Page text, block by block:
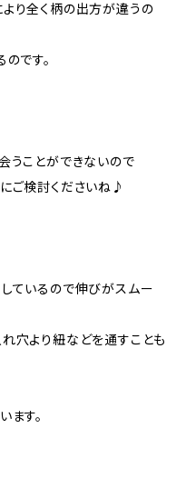
り全く柄の出方が違うの
です。
うことができないので
ご検討くださいね♪
ているので伸びがスムー
穴より紐などを通すことも
ます。